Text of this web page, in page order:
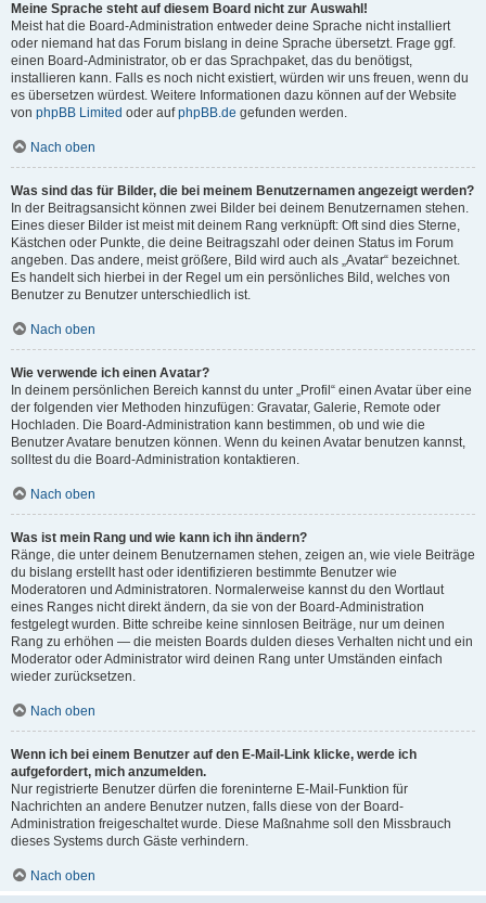
Meine Sprache steht auf diesem Board nicht zur Auswahl!
Meist hat die Board-Administration entweder deine Sprache nicht installiert
oder niemand hat das Forum bislang in deine Sprache übersetzt. Frage ggf.
einen Board-Administrator, ob er das Sprachpaket, das du benötigst,
installieren kann. Falls es noch nicht existiert, würden wir uns freuen, wenn du
es übersetzen würdest. Weitere Informationen dazu können auf der Website
von phpBB Limited oder aufphpBB.de gefunden werden.
Nach oben
Was sind das für Bilder, die bei meinem Benutzernamen angezeigt werden?
In der Beitragsansicht können zwei Bilder bei deinem Benutzernamen stehen.
Eines dieser Bilder ist meist mit deinem Rang verknüpft: Oft sind dies Sterne,
Kästchen oder Punkte, die deine Beitragszahl oder deinen Status im Forum
angeben. Das andere, meist größere, Bild wird auch als „Avatar“ bezeichnet.
Es handelt sich hierbei in der Regel um ein persönliches Bild, welches von
Benutzer zu Benutzer unterschiedlich ist.
Nach oben
Wie verwende ich einen Avatar?
In deinem persönlichen Bereich kannst du unter „Profil“ einen Avatar über eine
der folgenden vier Methoden hinzufügen: Gravatar, Galerie, Remote oder
Hochladen. Die Board-Administration kann bestimmen, ob und wie die
Benutzer Avatare benutzen können. Wenn du keinen Avatar benutzen kannst,
solltest du die Board-Administration kontaktieren.
Nach oben
Was ist mein Rang und wie kann ich ihn ändern?
Ränge, die unter deinem Benutzernamen stehen, zeigen an, wie viele Beiträge
du bislang erstellt hast oder identifizieren bestimmte Benutzer wie
Moderatoren und Administratoren. Normalerweise kannst du den Wortlaut
eines Ranges nicht direkt ändern, da sie von der Board-Administration
festgelegt wurden. Bitte schreibe keine sinnlosen Beiträge, nur um deinen
Rang zu erhöhen — die meisten Boards dulden dieses Verhalten nicht und ein
Moderator oder Administrator wird deinen Rang unter Umständen einfach
wieder zurücksetzen.
Nach oben
Wenn ich bei einem Benutzer auf den E-Mail-Link klicke, werde ich
aufgefordert, mich anzumelden.
Nur registrierte Benutzer dürfen die foreninterne E-Mail-Funktion für
Nachrichten an andere Benutzer nutzen, falls diese von der Board-
Administration freigeschaltet wurde. Diese Maßnahme soll den Missbrauch
dieses Systems durch Gäste verhindern.
Nach oben